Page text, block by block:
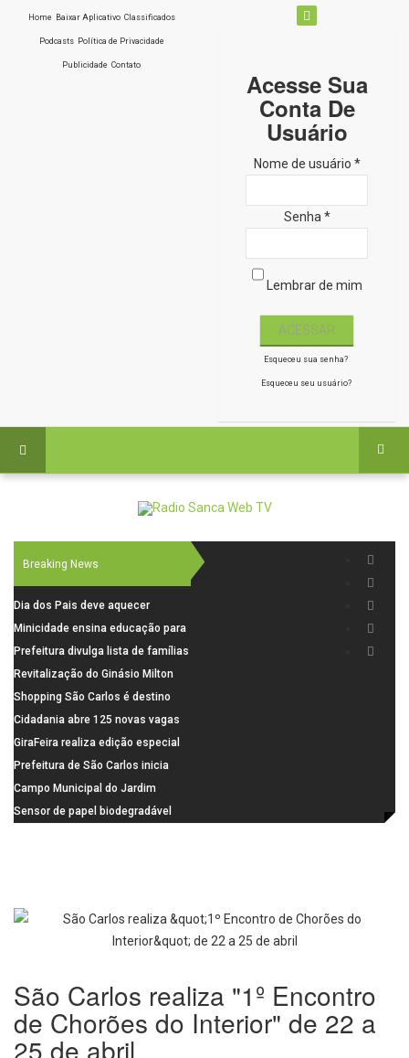
Home Baixar Aplicativo Classificados
Podcasts Política de Privacidade
Publicidade Contato
Acesse Sua
Conta De
Usuário
Nome de usuário *
Senha *
Lembrar de mim
Esqueceu sua senha?
Esqueceu seu usuário?
Breaking News
Dia dos Pais deve aquecer
comércio de São Carlos com
renda em alta e maior circulação
de consumidores
Minicidade ensina educação para
o trânsito a 264 crianças da rede
municipal
Prefeitura divulga lista de famílias
pré-selecionadas pela Caixa para
o Residencial Santa Felícia
Revitalização do Ginásio Milton
Olaio filho avança com obras de
recuperação
Shopping São Carlos é destino
para celebrar o Dia dos Pais com
presentes, gastronomia e lazer
Cidadania abre 125 novas vagas
para oficinas de convivência
GiraFeira realiza edição especial
de Dia dos Pais neste domingo (9)
na Praça dos Advogados
Prefeitura de São Carlos inicia
instalação de ovitrampas para
monitoramento de arboviroses
Campo Municipal do Jardim
Cruzado recebe nova iluminação e
Sensor de papel biodegradável
São Carlos realiza "1º Encontro
de Chorões do Interior" de 22 a
25 de abril